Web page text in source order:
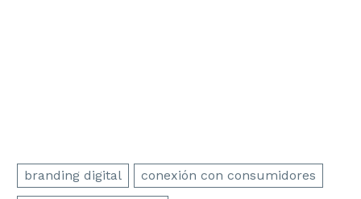
branding digital conexión con consumidores